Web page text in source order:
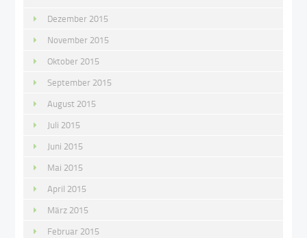
Dezember 2015
November 2015
Oktober 2015
September 2015
August 2015
Juli 2015
Juni 2015
Mai 2015
April 2015
März 2015
Februar 2015